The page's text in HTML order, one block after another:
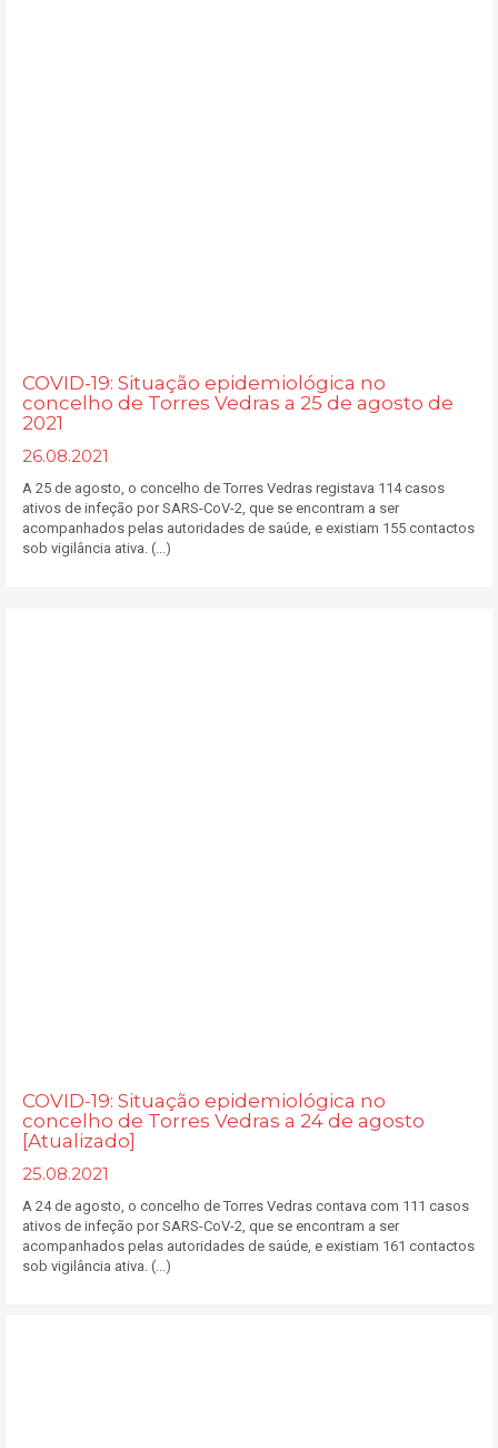
COVID-19: Situação epidemiológica no
concelho de Torres Vedras a 25 de agosto de
2021
26.08.2021
A 25 de agosto, o concelho de Torres Vedras registava 114 casos
ativos de infeção por SARS-CoV-2, que se encontram a ser
acompanhados pelas autoridades de saúde, e existiam 155 contactos
sob vigilância ativa. (...)
COVID-19: Situação epidemiológica no
concelho de Torres Vedras a 24 de agosto
[Atualizado]
25.08.2021
A 24 de agosto, o concelho de Torres Vedras contava com 111 casos
ativos de infeção por SARS-CoV-2, que se encontram a ser
acompanhados pelas autoridades de saúde, e existiam 161 contactos
sob vigilância ativa. (...)